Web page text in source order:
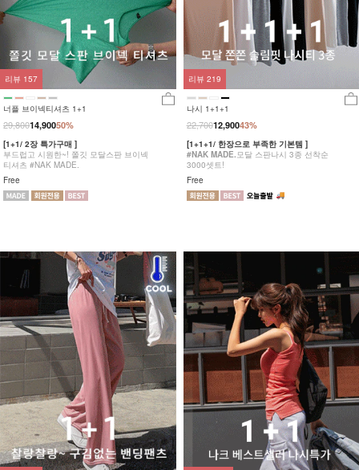
너플 브이넥티셔츠 1+1
50%
29,80014,900
[1+1/ 2장 특가구매 ]
부드럽고 시원한~! 쫄깃 모달스판 브이넥
티셔츠 #NAK MADE.
Free
리뷰 157
나시 1+1+1
43%
22,70012,900
[1+1+1/ 한장으로 부족한 기본템 ]
#NAK MADE.모달 스판나시 3종 선착순
3000셋트!
Free
리뷰 219